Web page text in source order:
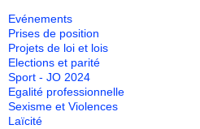
Evénements
Prises de position
Projets de loi et lois
Elections et parité
Sport - JO 2024
Egalité professionnelle
Sexisme et Violences
Laïcité